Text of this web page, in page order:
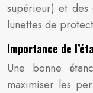
supérieur) et des
lunettes de
Importance de
Une bonne
maximiser les